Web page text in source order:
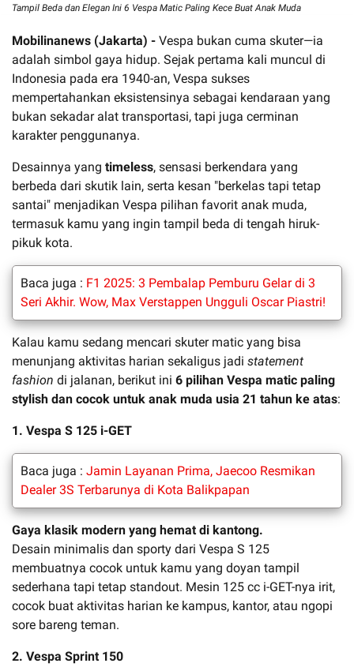
Tampil Beda dan Elegan Ini 6 Vespa Matic Paling Kece Buat Anak Muda
Mobilinanews (Jakarta) - Vespa bukan cuma skuter—ia
adalah simbol gaya hidup. Sejak pertama kali muncul di
Indonesia pada era 1940-an, Vespa sukses
mempertahankan eksistensinya sebagai kendaraan yang
bukan sekadar alat transportasi, tapi juga cerminan
karakter penggunanya.
Desainnya yang timeless, sensasi berkendara yang
berbeda dari skutik lain, serta kesan "berkelas tapi tetap
santai" menjadikan Vespa pilihan favorit anak muda,
termasuk kamu yang ingin tampil beda di tengah hiruk-
pikuk kota.
Baca juga : F1 2025: 3 Pembalap Pemburu Gelar di 3
Seri Akhir. Wow, Max Verstappen Ungguli Oscar Piastri!
Kalau kamu sedang mencari skuter matic yang bisa
menunjang aktivitas harian sekaligus jadi statement
fashion di jalanan, berikut ini 6 pilihan Vespa matic paling
stylish dan cocok untuk anak muda usia 21 tahun ke atas:
1. Vespa S 125 i-GET
Baca juga : Jamin Layanan Prima, Jaecoo Resmikan
Dealer 3S Terbarunya di Kota Balikpapan
Gaya klasik modern yang hemat di kantong.
Desain minimalis dan sporty dari Vespa S 125
membuatnya cocok untuk kamu yang doyan tampil
sederhana tapi tetap standout. Mesin 125 cc i-GET-nya irit,
cocok buat aktivitas harian ke kampus, kantor, atau ngopi
sore bareng teman.
2. Vespa Sprint 150